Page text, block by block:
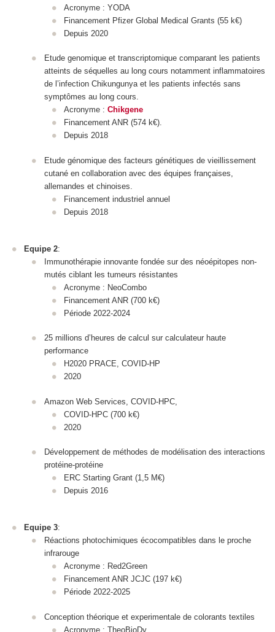
Acronyme : YODA
Financement Pfizer Global Medical Grants (55 k€)
Depuis 2020
Etude genomique et transcriptomique comparant les patients
atteints de séquelles au long cours notamment inflammatoires
de l’infection Chikungunya et les patients infectés sans
symptômes au long cours.
Acronyme : Chikgene
Financement ANR (574 k€).
Depuis 2018
Etude génomique des facteurs génétiques de vieillissement
cutané en collaboration avec des équipes françaises,
allemandes et chinoises.
Financement industriel annuel
Depuis 2018
Equipe 2:
Immunothérapie innovante fondée sur des néoépitopes non-
mutés ciblant les tumeurs résistantes
Acronyme : NeoCombo
Financement ANR (700 k€)
Période 2022-2024
25 millions d’heures de calcul sur calculateur haute
performance
H2020 PRACE, COVID-HP
2020
Amazon Web Services, COVID-HPC,
COVID-HPC (700 k€)
2020
Développement de méthodes de modélisation des interactions
protéine-protéine
ERC Starting Grant (1,5 M€)
Depuis 2016
Equipe 3:
Réactions photochimiques écocompatibles dans le proche
infrarouge
Acronyme : Red2Green
Financement ANR JCJC (197 k€)
Période 2022-2025
Conception théorique et experimentale de colorants textiles
Acronyme : TheoBioDy